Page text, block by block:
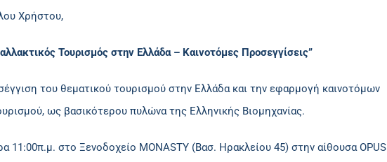
Χρήστου,
Τουρισμός στην Ελλάδα – Καινοτόμες Προσεγγίσεις”
του θεματικού τουρισμού στην Ελλάδα και την εφαρμογή καινοτόμων
ως βασικότερου πυλώνα της Ελληνικής Βιομηχανίας.
11:00π.μ. στο Ξενοδοχείο ΜΟΝΑSTY (Βασ. Ηρακλείου 45) στην αίθουσα OPUS